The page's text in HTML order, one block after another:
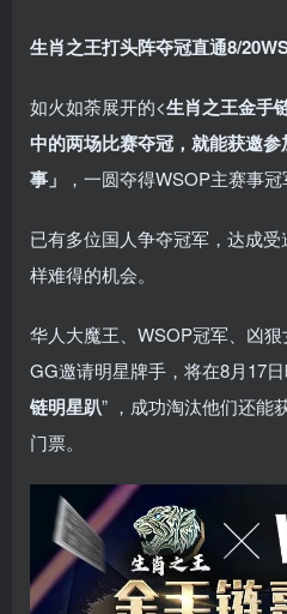
生肖之王打头阵夺冠直通8/20
如火如荼展开的<生肖之王金手
中的两场比赛夺冠，就能获邀
事」
，一圆夺得WSOP主赛事冠
已有多位国人争夺冠军，达成
样难得的机会。
华人大魔王、WSOP冠军、凶
GG邀请明星牌手，将在8月17
链明星趴” ，成功淘汰他们还能
门票。